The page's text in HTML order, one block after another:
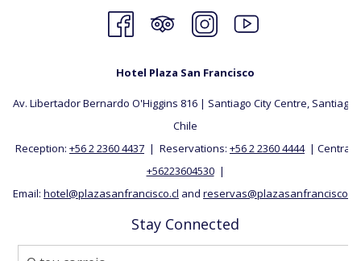
Hotel Plaza San Francisco
Av. Libertador Bernardo O'Higgins 816 | Santiago City Centre, Santiago,
​Chile
Reception: +56 2 2360 4437 | Reservations: +56 2 2360 4444| Central:
+56223604530|
Email: hotel@plazasanfrancisco.cl and reservas@plazasanfrancisco.cl
Stay Connected